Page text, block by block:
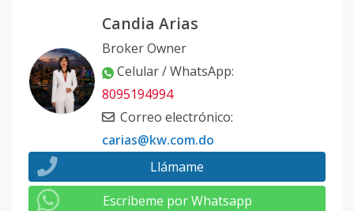
Candia Arias
Broker Owner
Celular / WhatsApp:
8095194994
Correo electrónico:
carias@kw.com.do
Llámame
Escribeme por Whatsapp